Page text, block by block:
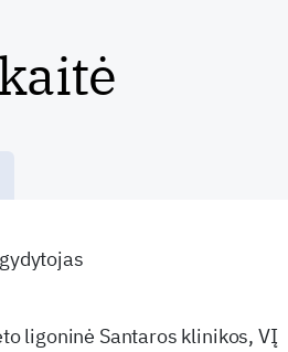
ligoninė Santaros klinikos, VĮ